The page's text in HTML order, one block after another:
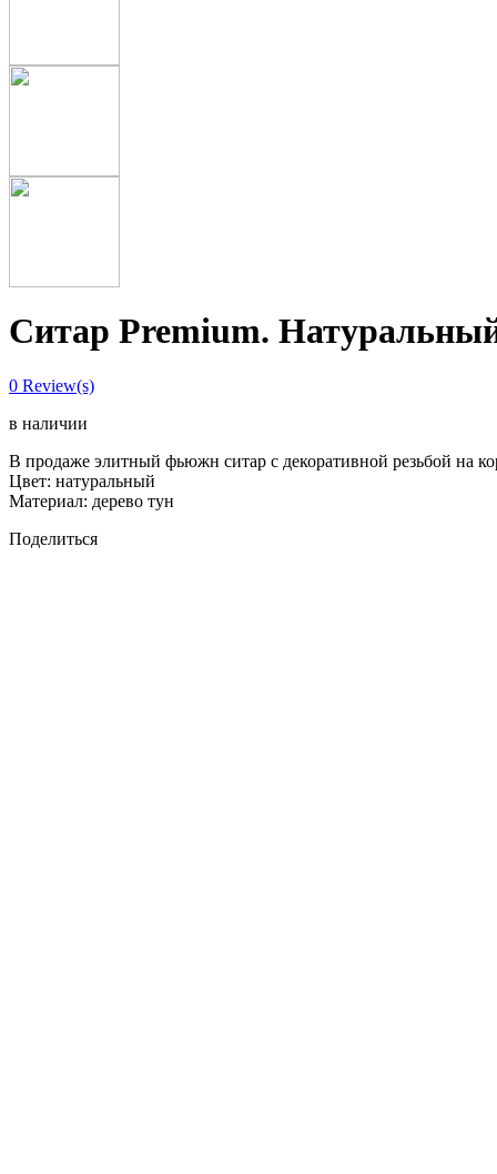
Ситар Premium.
0 Review(s)
в наличии
В продаже элитный фьюжн ситар с декоративной резьбой на
Цвет: натуральный
Материал: дерево тун
Поделиться